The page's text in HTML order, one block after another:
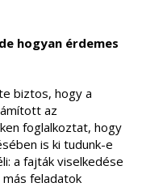
hogyan érdemes
biztos, hogy a
az
foglalkoztat, hogy
is ki tudunk-e
a fajták viselkedése
feladatok